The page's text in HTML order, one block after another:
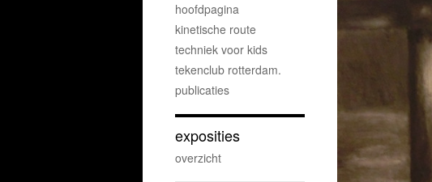
hoofdpagina
kinetische route
techniek voor kids
tekenclub rotterdam.
publicaties
exposities
overzicht